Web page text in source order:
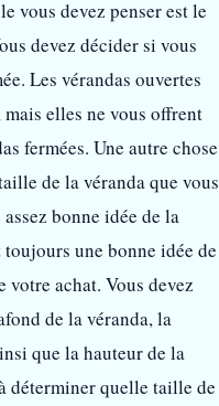
vous devez penser est le
devez décider si vous
Les vérandas ouvertes
elles ne vous offrent
fermées. Une autre chose
de la véranda que vous
bonne idée de la
une bonne idée de
achat. Vous devez
de la véranda, la
que la hauteur de la
déterminer quelle taille de